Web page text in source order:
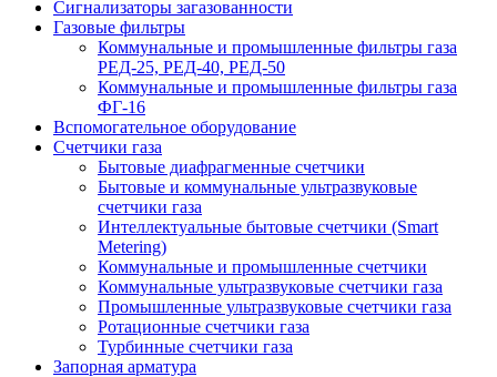
Сигнализаторы загазованности
Газовые фильтры
Коммунальные и промышленные фильтры газа
РЕД-25, РЕД-40, РЕД-50
Коммунальные и промышленные фильтры газа
ФГ-16
Вспомогательное оборудование
Счетчики газа
Бытовые диафрагменные счетчики
Бытовые и коммунальные ультразвуковые
счетчики газа
Интеллектуальные бытовые счетчики (Smart
Metering)
Коммунальные и промышленные счетчики
Коммунальные ультразвуковые счетчики газа
Промышленные ультразвуковые счетчики газа
Ротационные счетчики газа
Турбинные счетчики газа
Запорная арматура